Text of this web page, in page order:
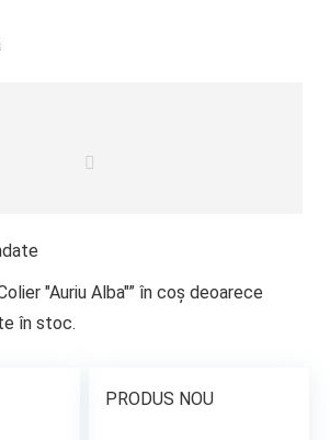
"Auriu Alba"” în coș deoarece
în stoc.
PRODUS NOU